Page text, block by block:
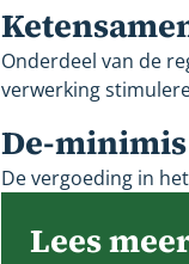
Onderdeel van de
verwerking
De-minimis
De vergoeding in
Lees